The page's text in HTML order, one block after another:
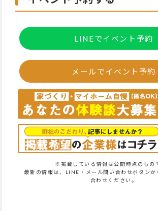
LINEでイベント予約
メールでイベント予約
※掲載している情報は公開時点のもの
最新の情報は、LINE・メール問い合わせボタンか
合わせください。